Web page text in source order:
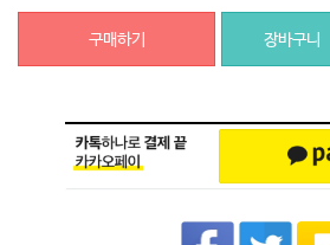
구매하기 장바구니